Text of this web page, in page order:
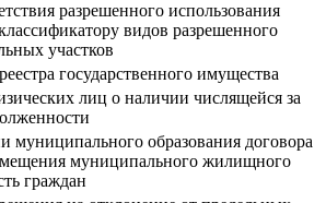
разрешенного использования
видов разрешенного
участков
государственного имущества
лиц о наличии числящейся за
муниципального образования договора
муниципального жилищного
граждан